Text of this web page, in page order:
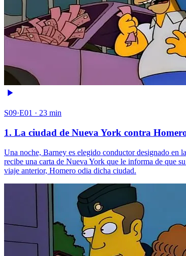
S09·E01 · 23 min
1. La ciudad de Nueva York contra
Una noche, Barney es elegido conductor designado en
recibe una carta de Nueva York que le informa de que
viaje anterior, Homero odia dicha ciudad.